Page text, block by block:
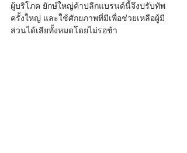
ผู้บริโภค ยักษ์ใหญ่ค้าปลีกแบรนด์นี้จึงปรับทัพ
ครั้งใหญ่ และใช้ศักยภาพที่มีเพื่อช่วยเหลือผู้มี
ส่วนได้เสียทั้งหมดโดยไม่รอช้า